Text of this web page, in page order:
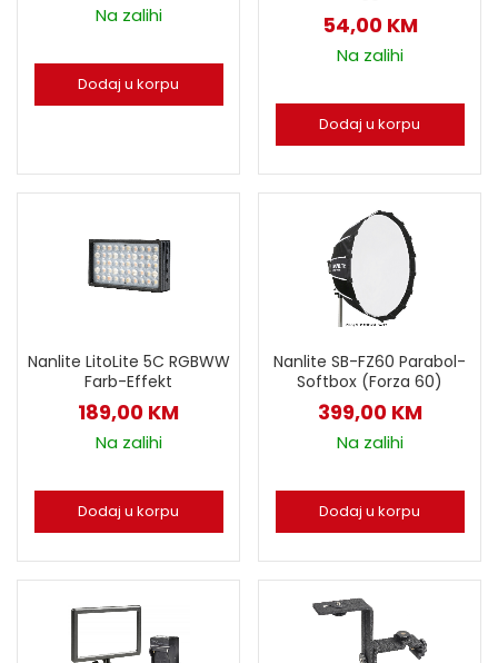
Na zalihi
Dodaj u korpu
54,00 KM
Na zalihi
Dodaj u korpu
Nanlite LitoLite 5C RGBWW
Farb-Effekt
189,00 KM
Na zalihi
Dodaj u korpu
Nanlite SB-FZ60 Parabol-
Softbox (Forza 60)
399,00 KM
Na zalihi
Dodaj u korpu